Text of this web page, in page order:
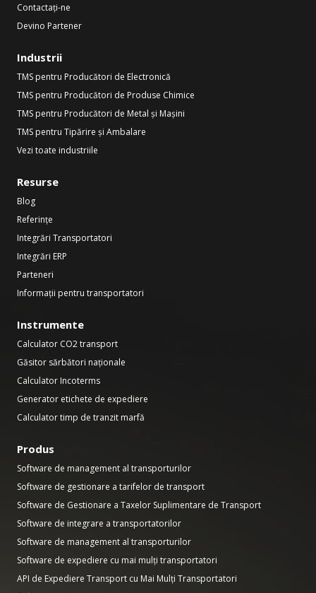
Contactați-ne
Devino Partener
Industrii
TMS pentru Producători de Electronică
TMS pentru Producători de Produse Chimice
TMS pentru Producători de Metal și Mașini
TMS pentru Tipărire și Ambalare
Vezi toate industriile
Resurse
Blog
Referințe
Integrări Transportatori
Integrări ERP
Parteneri
Informații pentru transportatori
Instrumente
Calculator CO2 transport
Găsitor sărbători naționale
Calculator Incoterms
Generator etichete de expediere
Calculator timp de tranzit marfă
Produs
Software de management al transporturilor
Software de gestionare a tarifelor de transport
Software de Gestionare a Taxelor Suplimentare de Transport
Software de integrare a transportatorilor
Software de management al transporturilor
Software de expediere cu mai mulți transportatori
API de Expediere Transport cu Mai Mulți Transportatori